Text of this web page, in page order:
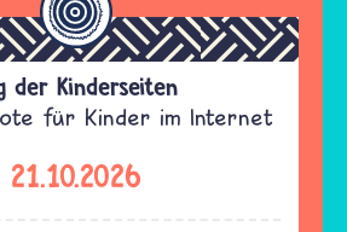
der Kinderseiten
für Kinder im Internet
21.10.2026